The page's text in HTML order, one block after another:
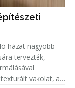
házat nagyobb
tervezték,
vakolat, a